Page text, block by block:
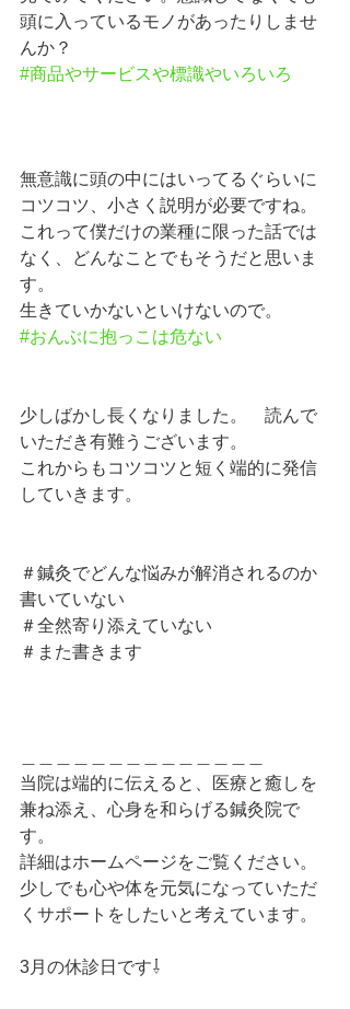
頭に入っているモノがあったりしませ
んか？
#商品やサービスや標識やいろいろ
無意識に頭の中にはいってるぐらいに
コツコツ、小さく説明が必要ですね。
これって僕だけの業種に限った話では
なく、どんなことでもそうだと思いま
す。
生きていかないといけないので。
#おんぶに抱っこは危ない
少しばかし長くなりました。　読んで
いただき有難うございます。
これからもコツコツと短く端的に発信
していきます。
＃鍼灸でどんな悩みが解消されるのか
書いていない
＃全然寄り添えていない
＃また書きます
当院は端的に伝えると、医療と癒しを
兼ね添え、心身を和らげる鍼灸院で
す。
詳細はホームページをご覧ください。
少しでも心や体を元気になっていただ
くサポートをしたいと考えています。
3月の休診日です⇩